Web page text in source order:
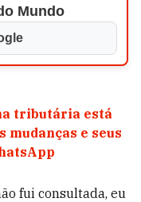
Mundo
tributária está
mudanças e seus
fui consultada, eu